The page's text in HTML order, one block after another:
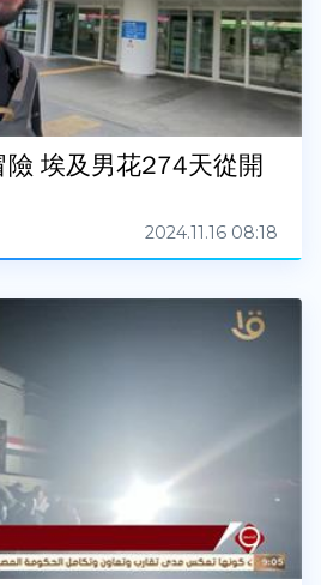
險 埃及男花274天從開
2024.11.16 08:18